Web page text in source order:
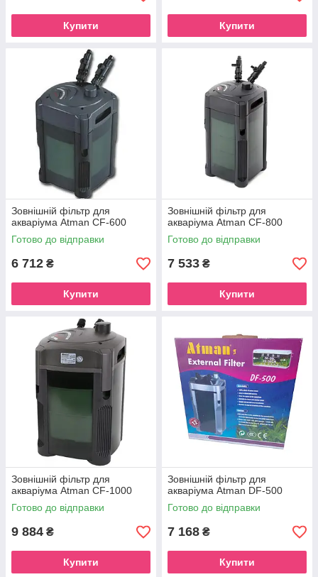
Купити Купити
Зовнішній фільтр для
акваріума Atman CF-600
Готово до відправки
6 712 ₴
Купити
Зовнішній фільтр для
акваріума Atman CF-800
Готово до відправки
7 533 ₴
Купити
Зовнішній фільтр для
акваріума Atman CF-1000
Готово до відправки
9 884 ₴
Купити
Зовнішній фільтр для
акваріума Atman DF-500
Готово до відправки
7 168 ₴
Купити